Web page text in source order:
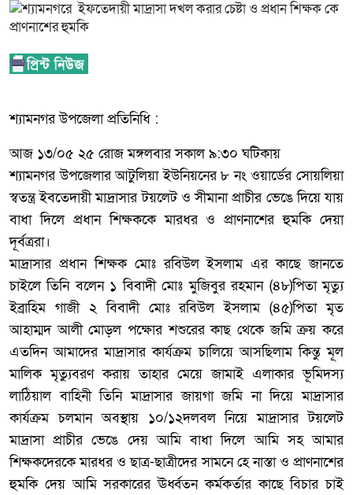
শ্যামনগর উপজেলা প্রতিনিধি :
আজ ১৩/০৫ ২৫ রোজ মঙ্গলবার সকাল ৯:৩০ ঘটিকায়
শ্যামনগর উপজেলার আটুলিয়া ইউনিয়নের ৮ নং ওয়ার্ডের সোয়লিয়া
স্বতন্ত্র ইবতেদায়ী মাদ্রাসার টয়লেট ও সীমানা প্রাচীর ভেঙে দিয়ে যায়
বাধা দিলে প্রধান শিক্ষককে মারধর ও প্রাণনাশের হুমকি দেয়া
দূর্বত্ররা।
মাদ্রাসার প্রধান শিক্ষক মোঃ রবিউল ইসলাম এর কাছে জানতে
চাইলে তিনি বলেন ১ বিবাদী মোঃ মুজিবুর রহমান (৪৮)পিতা মৃত্যু
ইব্রাহিম গাজী ২ বিবাদী মোঃ রবিউল ইসলাম (৪৫)পিতা মৃত
আহাম্মদ আলী মোড়ল পক্ষোর শশুরের কাছ থেকে জমি ক্রয় করে
এতদিন আমাদের মাদ্রাসার কার্যক্রম চালিয়ে আসছিলাম কিন্তু মূল
মালিক মৃত্যুবরণ করায় তাহার মেয়ে জামাই এলাকার ভূমিদস্য
লাঠিয়াল বাহিনী তিনি মাদ্রাসার জায়গা জমি না দিয়ে মাদ্রাসার
কার্যক্রম চলমান অবস্থায় ১০/১২দলবল নিয়ে মাদ্রাসার টয়লেট
মাদ্রাসা প্রাচীর ভেঙে দেয় আমি বাধা দিলে আমি সহ আমার
শিক্ষকদেরকে মারধর ও ছাত্র-ছাত্রীদের সামনে হে নাস্তা ও প্রাণনাশের
হুমকি দেয় আমি সরকারের ঊর্ধ্বতন কর্মকর্তার কাছে বিচার চাই